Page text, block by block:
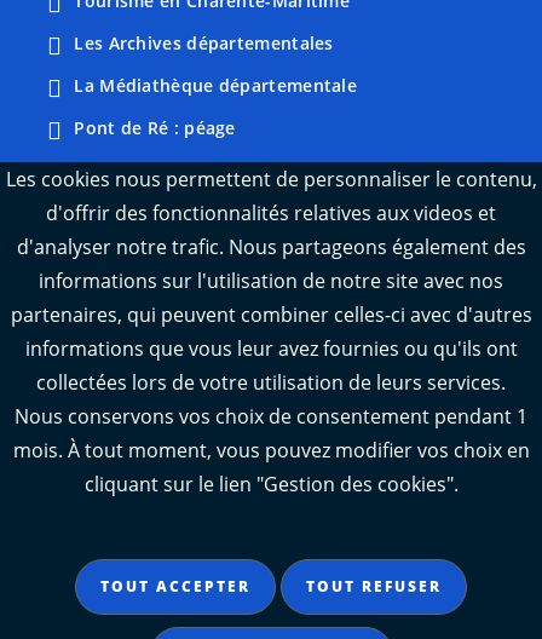
Les Archives départementales
La Médiathèque départementale
Pont de Ré : péage
Webcams : Ré info trafic
Webcams : Oléron info trafic
Manger 17
L'Observatoire des territoires de Charente-
Maritime
Accessibilité : partiellement conforme
Mentions légales
Les cookies nous permettent de personnaliser le contenu,
d'offrir des fonctionnalités relatives aux videos et
d'analyser notre trafic. Nous partageons également des
informations sur l'utilisation de notre site avec nos
partenaires, qui peuvent combiner celles-ci avec d'autres
informations que vous leur avez fournies ou qu'ils ont
collectées lors de votre utilisation de leurs services.
Nous conservons vos choix de consentement pendant 1
mois. À tout moment, vous pouvez modifier vos choix en
cliquant sur le lien "Gestion des cookies".
TOUT ACCEPTER TOUT REFUSER